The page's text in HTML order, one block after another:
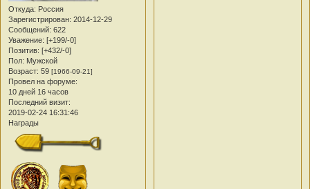
Откуда: Россия
Зарегистрирован: 2014-12-29
Сообщений: 622
Уважение: [+199/-0]
Позитив: [+432/-0]
Пол: Мужской
Возраст: 59 [1966-09-21]
Провел на форуме:
10 дней 16 часов
Последний визит:
2019-02-24 16:31:46
Награды